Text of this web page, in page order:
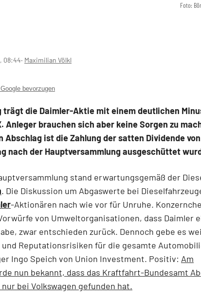
Foto:
08:44‧ Maximilian Völkl
bevorzugen
trägt die Daimler-Aktie mit einem deutlichen
Anleger brauchen sich aber keine Sorgen zu
Abschlag ist die Zahlung der satten Dividende
nach der Hauptversammlung ausgeschüttet
stand erwartungsgemäß der
. Die Diskussion um Abgaswerte bei
-Aktionären nach wie vor für Unruhe.
von Umweltorganisationen, dass Daimler
zwar entschieden zurück. Dennoch gebe es
und Reputationsrisiken für die gesamte
Ingo Speich von Union Investment. Positiv: Am
nun bekannt, dass das Kraftfahrt-Bundesamt
bei Volkswagen gefunden hat.